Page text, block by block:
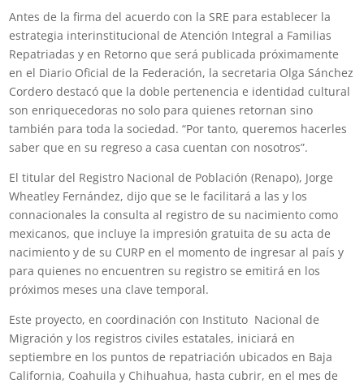
Antes de la firma del acuerdo con la SRE para establecer la
estrategia interinstitucional de Atención Integral a Familias
Repatriadas y en Retorno que será publicada próximamente
en el Diario Oficial de la Federación, la secretaria Olga Sánchez
Cordero destacó que la doble pertenencia e identidad cultural
son enriquecedoras no solo para quienes retornan sino
también para toda la sociedad. “Por tanto, queremos hacerles
saber que en su regreso a casa cuentan con nosotros”.
El titular del Registro Nacional de Población (Renapo), Jorge
Wheatley Fernández, dijo que se le facilitará a las y los
connacionales la consulta al registro de su nacimiento como
mexicanos, que incluye la impresión gratuita de su acta de
nacimiento y de su CURP en el momento de ingresar al país y
para quienes no encuentren su registro se emitirá en los
próximos meses una clave temporal.
Este proyecto, en coordinación con Instituto Nacional de
Migración y los registros civiles estatales, iniciará en
septiembre en los puntos de repatriación ubicados en Baja
California, Coahuila y Chihuahua, hasta cubrir, en el mes de